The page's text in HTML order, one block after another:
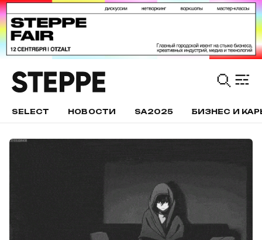
SELECT НОВОСТИ SA2025 БИЗНЕС И